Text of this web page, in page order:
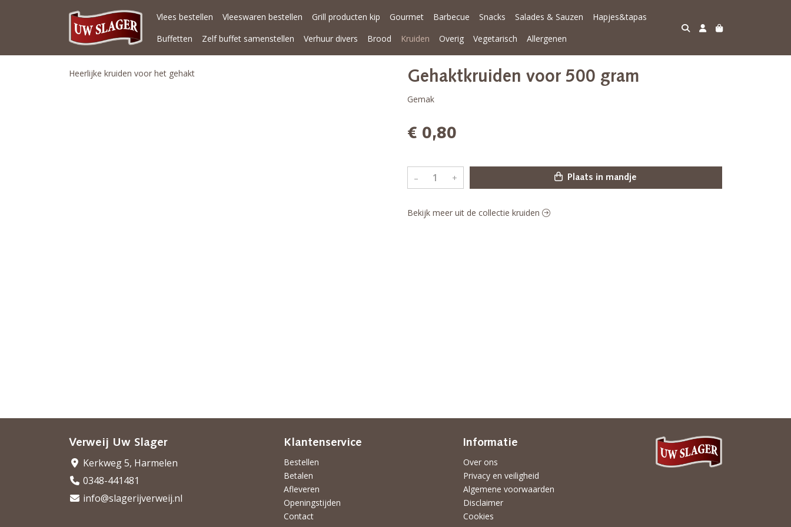
Vlees bestellen Vleeswaren bestellen Grill producten kip Gourmet Barbecue Snacks Salades & Sauzen
Hapjes&tapas
Buffetten
Zelf buffet samenstellen Verhuur divers Brood Kruiden Overig Vegetarisch Allergenen
Heerlijke kruiden voor het gehakt Gehaktkruiden voor 500 gram
Gemak
€ 0,80
– + Plaats in mandje
Bekijk meer uit de collectie kruiden
Verweij Uw Slager
Kerkweg 5, Harmelen
0348-441481
info@slagerijverweij.nl
Klantenservice
Bestellen
Betalen
Afleveren
Openingstijden
Contact
Informatie
Over ons
Privacy en veiligheid
Algemene voorwaarden
Disclaimer
Cookies